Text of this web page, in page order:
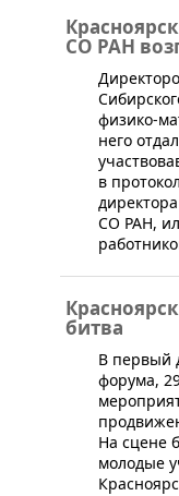
СО РАН
физико-
него
в
СО РАН,
битва
​В первый
форума,
На сцене
молодые